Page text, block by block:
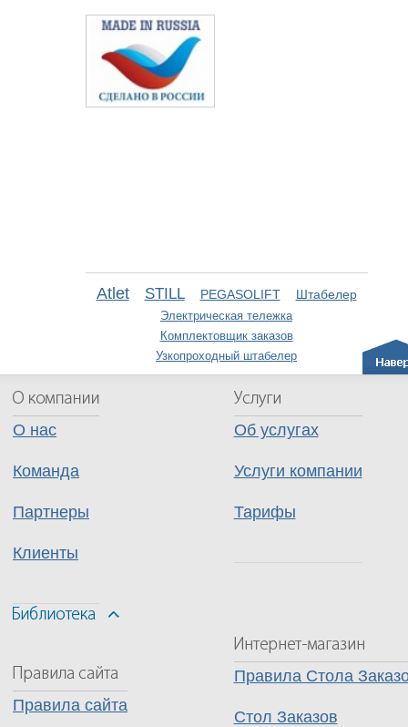
Atlet STILL PEGASOLIFT Штабелер
Электрическая тележка
Комплектовщик заказов
Узкопроходный штабелер
О нас
Команда
Партнеры
Клиенты
Об услугах
Услуги компании
Тарифы
Правила Стола
Стол Заказов
Правила сайта